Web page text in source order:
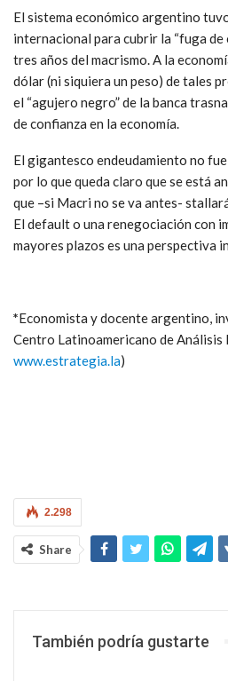
El sistema económico argentino
internacional para cubrir la “fuga de
tres años del macrismo. A la
dólar (ni siquiera un peso) de tales
el “agujero negro” de la banca
de confianza en la economía.
El gigantesco endeudamiento no
por lo que queda claro que se está
que –si Macri no se va antes-
El default o una renegociación con
mayores plazos es una perspectiva
*Economista y docente argentino,
Centro Latinoamericano de Análisis
www.estrategia.la)
2.298
Share
También podría gustarte